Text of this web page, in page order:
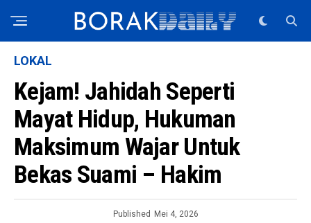
LOKAL
Kejam! Jahidah Seperti
Mayat Hidup, Hukuman
Maksimum Wajar Untuk
Bekas Suami – Hakim
Published Mei 4, 2026